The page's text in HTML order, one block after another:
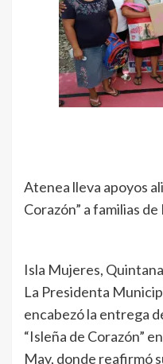
Atenea lleva apoyos
Corazón” a familias
Isla Mujeres,
La Presidenta
encabezó la entrega
“Isleña de Corazón”
May, donde reafirmó